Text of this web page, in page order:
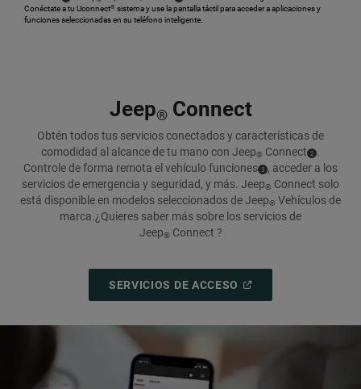
Conéctate a tu Uconnect® sistema y use la pantalla táctil para acceder a aplicaciones y
funciones seleccionadas en su teléfono inteligente.
Jeep®Connect
Obtén todos tus servicios conectados y características de
comodidad al alcance de tu mano con Jeep® Connect ( Disclosure
2) .
Controle de forma remota el vehículofunciones ( Disclosure
3) , acceder a los
servicios de emergencia y seguridad, y más. Jeep® Connect solo
está disponible en modelos seleccionados de Jeep® Vehículos de
marca.¿Quieres saber más sobre los servicios de
Jeep®Connect ?
SERVICIOS DE ACCESO OPEN
WINDOW)